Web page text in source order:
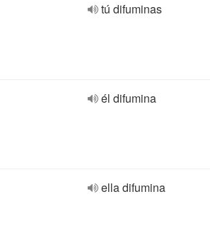
tú difuminas
él difumina
ella difumina